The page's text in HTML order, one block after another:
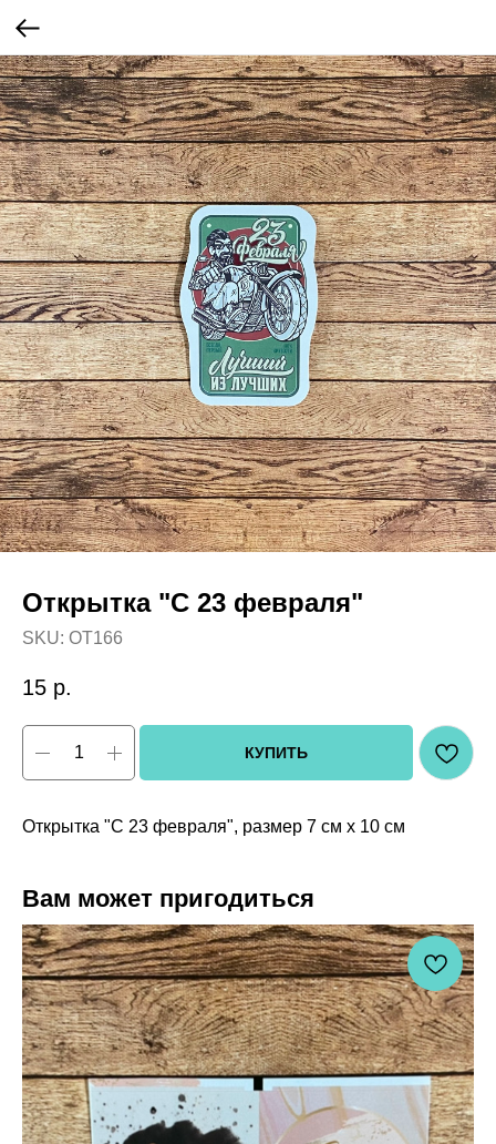
Открытка "С 23 февраля"
SKU: OT166
15 р.
КУПИТЬ
Открытка "С 23 февраля", размер 7 см х 10 см
Вам может пригодиться